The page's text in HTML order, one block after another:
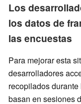
Los
los datos de
las encuestas
Para mejorar esta
desarrolladores
recopilados
basan en sesiones